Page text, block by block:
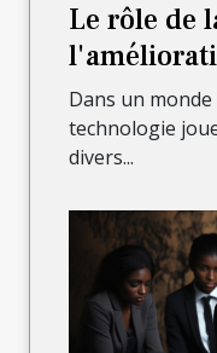
Le rôle de
juridique
Dans un
technologie
divers...